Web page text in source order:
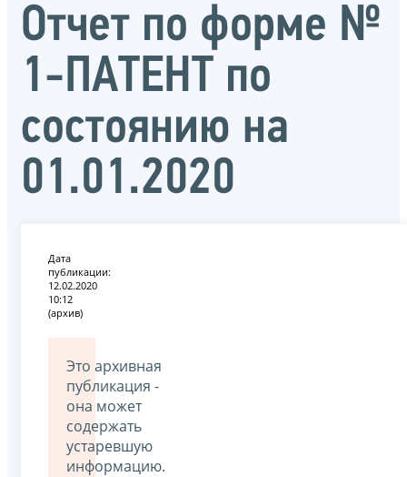
Отчет по форме №
1-ПАТЕНТ по
состоянию на
01.01.2020
Дата
публикации:
12.02.2020
10:12
(архив)
Это архивная
публикация -
она может
содержать
устаревшую
информацию.